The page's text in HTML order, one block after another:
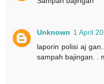
Unknown 1 April
laporin polisi aj
sampah bajingan. .